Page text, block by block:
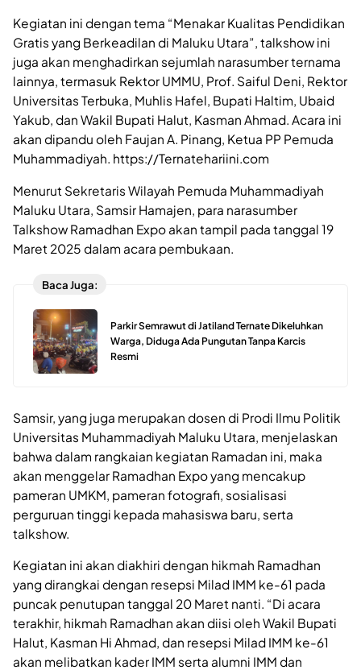
Kegiatan ini dengan tema “Menakar Kualitas Pendidikan
Gratis yang Berkeadilan di Maluku Utara”, talkshow ini
juga akan menghadirkan sejumlah narasumber ternama
lainnya, termasuk Rektor UMMU, Prof. Saiful Deni, Rektor
Universitas Terbuka, Muhlis Hafel, Bupati Haltim, Ubaid
Yakub, dan Wakil Bupati Halut, Kasman Ahmad. Acara ini
akan dipandu oleh Faujan A. Pinang, Ketua PP Pemuda
Muhammadiyah. https://Ternatehariini.com
Menurut Sekretaris Wilayah Pemuda Muhammadiyah
Maluku Utara, Samsir Hamajen, para narasumber
Talkshow Ramadhan Expo akan tampil pada tanggal 19
Maret 2025 dalam acara pembukaan.
Baca Juga:
Parkir Semrawut di Jatiland Ternate Dikeluhkan
Warga, Diduga Ada Pungutan Tanpa Karcis
Resmi
Samsir, yang juga merupakan dosen di Prodi Ilmu Politik
Universitas Muhammadiyah Maluku Utara, menjelaskan
bahwa dalam rangkaian kegiatan Ramadan ini, maka
akan menggelar Ramadhan Expo yang mencakup
pameran UMKM, pameran fotografi, sosialisasi
perguruan tinggi kepada mahasiswa baru, serta
talkshow.
Kegiatan ini akan diakhiri dengan hikmah Ramadhan
yang dirangkai dengan resepsi Milad IMM ke-61 pada
puncak penutupan tanggal 20 Maret nanti. “Di acara
terakhir, hikmah Ramadhan akan diisi oleh Wakil Bupati
Halut, Kasman Hi Ahmad, dan resepsi Milad IMM ke-61
akan melibatkan kader IMM serta alumni IMM dan